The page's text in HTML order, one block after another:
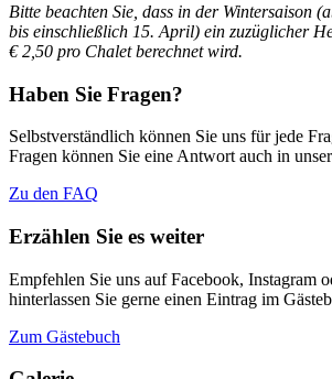
Bitte beachten Sie, dass in der Wintersaison
bis einschließlich 15. April) ein zuzüglicher
€ 2,50 pro Chalet berechnet wird.
Haben Sie Fragen?
Selbstverständlich können Sie uns für jede
Fragen können Sie eine Antwort auch in
Zu den FAQ
Erzählen Sie es weiter
Empfehlen Sie uns auf Facebook, Instagram
hinterlassen Sie gerne einen Eintrag im
Zum Gästebuch